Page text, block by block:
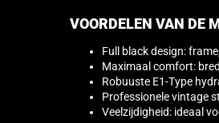
VOORDELEN VAN DE
Full black design:
Maximaal comfort:
Robuuste E1-Type
Professionele vintage
Veelzijdigheid: ideaal